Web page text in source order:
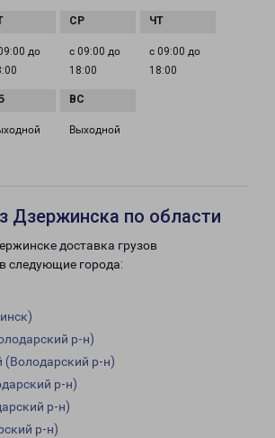
до
с 09:00 до
18:00
с 09:00 до
18:00
Выходной
Дзержинска по области
доставка грузов
следующие города:
р-н)
(Володарский р-н)
р-н)
р-н)
р-н)